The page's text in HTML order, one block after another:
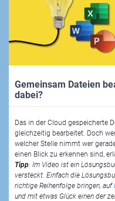
Gemeinsam Dateien
dabei?
Das in der Cloud gespeicherte
gleichzeitig bearbeitet. Doch
welcher Stelle nimmt wer
einen Blick zu erkennen sind,
Tipp: Im Video ist ein
versteckt. Einfach die
richtige Reihenfolge bringen, auf
und mit etwas Glück einen der